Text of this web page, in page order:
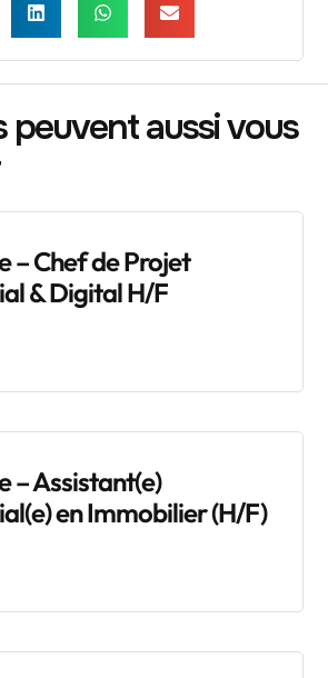
peuvent aussi vous
– Chef de Projet
& Digital H/F
– Assistant(e)
en Immobilier (H/F)